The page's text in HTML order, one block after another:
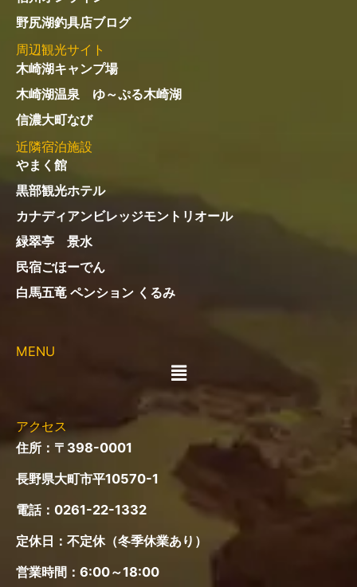
野尻湖釣具店ブログ
周辺観光サイト
木崎湖キャンプ場
木崎湖温泉 ゆ～ぷる木崎湖
信濃大町なび
近隣宿泊施設
やまく館
黒部観光ホテル
カナディアンビレッジモントリオール
緑翠亭 景水
民宿ごほーでん
白馬五竜 ペンション くるみ
MENU
メ
ニ
ー
アクセス
住所：〒398-0001
長野県大町市平10570-1
電話： 0261-22-1332
定休日：不定休（冬季休業あり）
営業時間：6:00～18:00